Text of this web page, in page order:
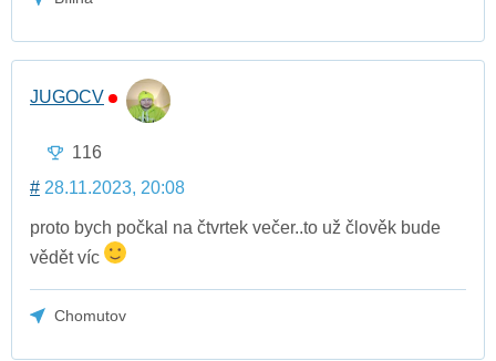
JUGOCV
116
# 28.11.2023, 20:08
proto bych počkal na čtvrtek večer..to už člověk bude
vědět víc
Chomutov